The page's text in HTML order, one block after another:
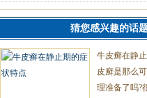
猜您感兴趣的话
牛皮癣在静
皮廯是那么
理准备了吗?